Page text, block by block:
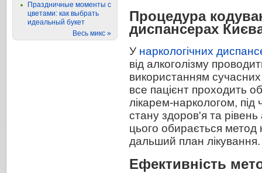
Процедура
диспансерах
У наркологічних
від алкоголізму
використанням
все пацієнт проходить
лікарем-наркологом, під
стану здоров'я та рівень
цього обирається метод
дальший план лікування.
Ефективність
Праздничные моменты с
цветами: как выбрать
идеальный букет
Весь микс »